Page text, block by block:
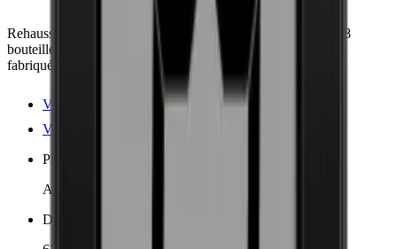
Rehaussez votre collection avec la cave à vin IP Industrie 138
bouteilles. Design luxueux, contrôle précis de la température,
fabriquée à la main en Italie.
Voir les détails du produit
Voir les spécifications
Placement
Autonome
Dimensions (LxHxP cm)